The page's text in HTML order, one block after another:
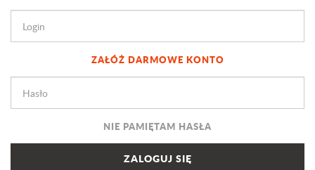
ZAŁÓŻ DARMOWE KONTO
NIE PAMIĘTAM HASŁA